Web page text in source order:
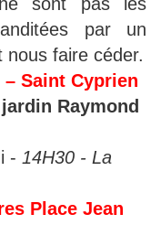
par un
nous faire céder.
Saint Cyprien
Raymond
- 14H30 - La
Place Jean